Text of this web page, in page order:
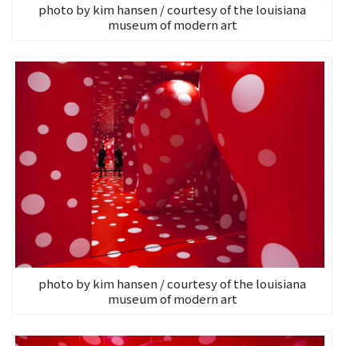
photo by kim hansen / courtesy of the louisiana
museum of modern art
photo by kim hansen / courtesy of the louisiana
museum of modern art